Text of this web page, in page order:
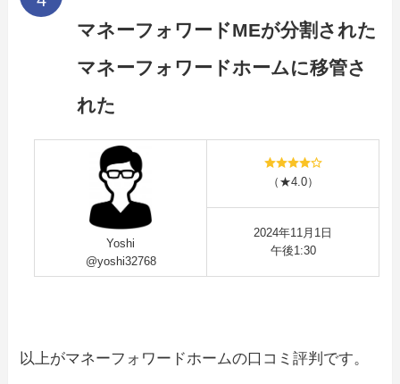
マネーフォワードMEが分割された
マネーフォワードホームに移管さ
れた
Yoshi
@yoshi32768
（★4.0）
2024年11月1日
午後1:30
以上がマネーフォワードホームの口コミ評判です。